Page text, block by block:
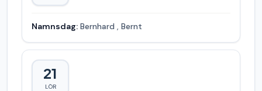
Namnsdag: Bernhard , Bernt
21
LÖR